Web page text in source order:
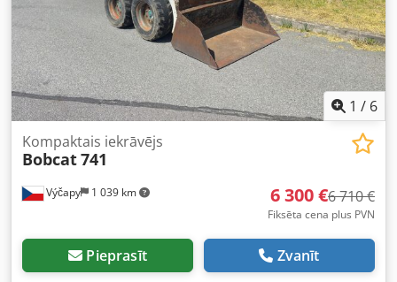
1 / 6
Výčapy 1 039 km
Kompaktais iekrāvējs
Bobcat741
6 300 €6 710 €
Fiksēta cena plus PVN
Pieprasīt Zvanīt